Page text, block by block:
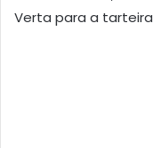
Verta para a